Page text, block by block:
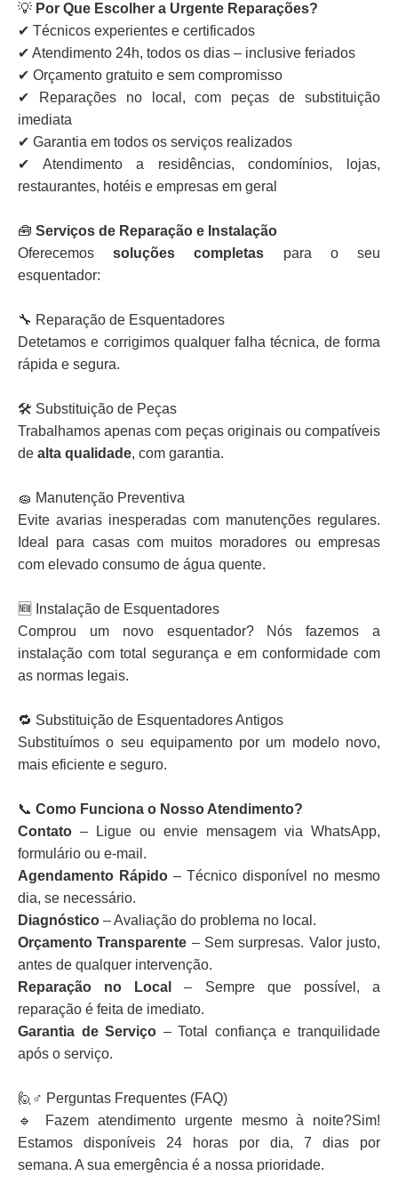
💡 Por Que Escolher a Urgente Reparações?
✔ Técnicos experientes e certificados
✔ Atendimento 24h, todos os dias – inclusive feriados
✔ Orçamento gratuito e sem compromisso
✔ Reparações no local, com peças de substituição
imediata
✔ Garantia em todos os serviços realizados
✔ Atendimento a residências, condomínios, lojas,
restaurantes, hotéis e empresas em geral
🧰 Serviços de Reparação e Instalação
Oferecemossoluções completas para o seu
esquentador:
🔧 Reparação de Esquentadores
Detetamos e corrigimos qualquer falha técnica, de forma
rápida e segura.
🛠 Substituição de Peças
Trabalhamos apenas com peças originais ou compatíveis
de alta qualidade, com garantia.
🧽 Manutenção Preventiva
Evite avarias inesperadas com manutenções regulares.
Ideal para casas com muitos moradores ou empresas
com elevado consumo de água quente.
🆕 Instalação de Esquentadores
Comprou um novo esquentador? Nós fazemos a
instalação com total segurança e em conformidade com
as normas legais.
🔁 Substituição de Esquentadores Antigos
Substituímos o seu equipamento por um modelo novo,
mais eficiente e seguro.
📞 Como Funciona o Nosso Atendimento?
Contato – Ligue ou envie mensagem via WhatsApp,
formulário ou e-mail.
Agendamento Rápido – Técnico disponível no mesmo
dia, se necessário.
Diagnóstico – Avaliação do problema no local.
Orçamento Transparente – Sem surpresas. Valor justo,
antes de qualquer intervenção.
Reparação no Local
– Sempre que possível, a
reparação é feita de imediato.
Garantia de Serviço – Total confiança e tranquilidade
após o serviço.
🙋♂️ Perguntas Frequentes (FAQ)
🔹 Fazem atendimento urgente mesmo à noite?Sim!
Estamos disponíveis 24 horas por dia, 7 dias por
semana. A sua emergência é a nossa prioridade.